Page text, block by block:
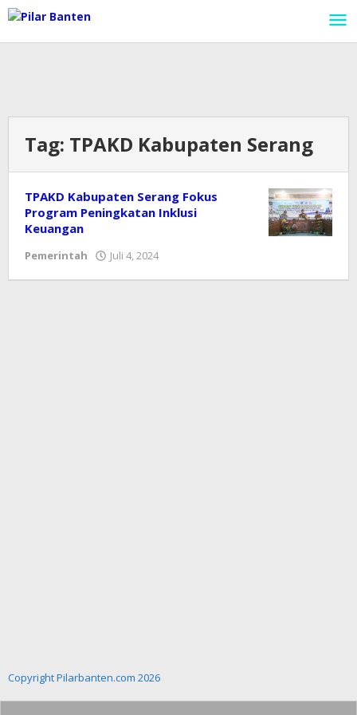
Lewati
ke
konten
Tag: TPAKD Kabupaten Serang
TPAKD Kabupaten Serang Fokus
Program Peningkatan Inklusi
Keuangan
Pemerintah Juli 4, 2024
Copyright Pilarbanten.com 2026